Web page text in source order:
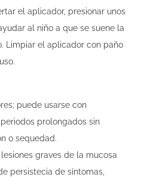
el aplicador, presionar unos
al niño a que se suene la
Limpiar el aplicador con paño
puede usarse con
prolongados sin
o sequedad.
graves de la mucosa
persistecia de síntomas,